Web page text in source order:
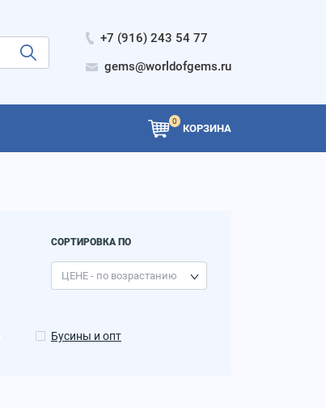
+7 (916) 243 54 77
gems@worldofgems.ru
0
КОРЗИНА
СОРТИРОВКА ПО
Бусины и опт